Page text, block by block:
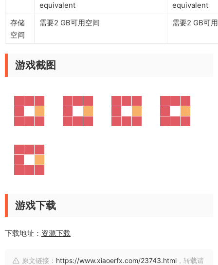
equivalent
equivalent
存储
空间
需要2 GB可用空间 需要2 GB可
游戏截图
游戏下载
下载地址： 资源下载
原文链接： https://www.xiaoerfx.com/23743.html ，转载请